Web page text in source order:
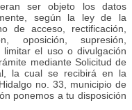
ser objeto los datos
según la ley de la
de acceso, rectificación,
oposición, supresión,
limitar el uso o divulgación
mediante Solicitud de
la cual se recibirá en la
no. 33, municipio de
ponemos a tu disposición